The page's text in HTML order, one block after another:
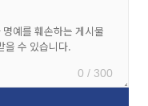
0 / 300